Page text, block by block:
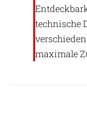
technische
maximale